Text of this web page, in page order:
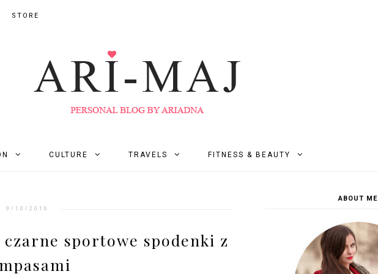
STORE
CULTURE TRAVELS FITNESS & BEAUTY
9/10/2016
sportowe spodenki z
ABOUT ME